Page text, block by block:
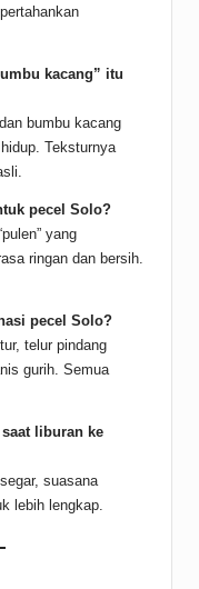
kacang” itu
bumbu kacang
Teksturnya
pecel Solo?
yang
ringan dan bersih.
pecel Solo?
telur pindang
gurih. Semua
liburan ke
suasana
lebih lengkap.